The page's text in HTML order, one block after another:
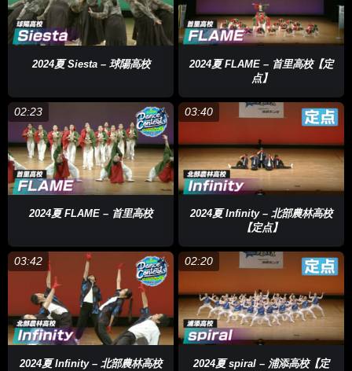
2024夏 Siesta – 球陽高校
2024夏 FLAME – 首里高校【定
点】
02:23
2024夏 FLAME – 首里高校
03:40
2024夏 Infinity – 北部農林高校
【定点】
03:42
2024夏 Infinity – 北部農林高校
02:20
2024夏 spiral – 浦添高校【定